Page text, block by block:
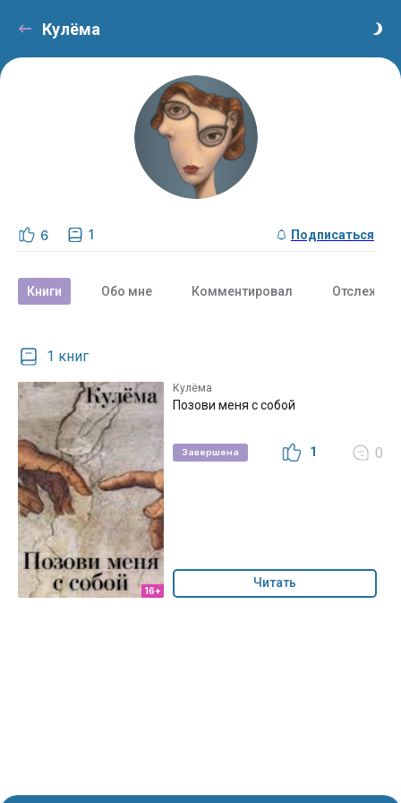
Кулëма
6 1 Подписаться
Книги Обо мне Комментировал
1 книг
16+
Кулёма
Позови меня с собой
Завершена 1 0
Читать